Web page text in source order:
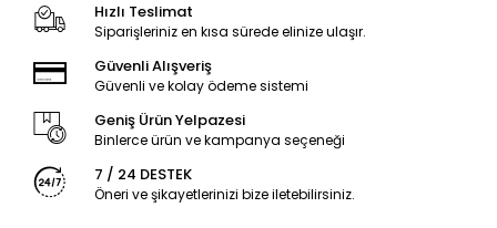
Hızlı Teslimat
Siparişleriniz en kısa sürede elinize ulaşır.
Güvenli Alışveriş
Güvenli ve kolay ödeme sistemi
Geniş Ürün Yelpazesi
Binlerce ürün ve kampanya seçeneği
7 / 24 DESTEK
Öneri ve şikayetlerinizi bize iletebilirsiniz.